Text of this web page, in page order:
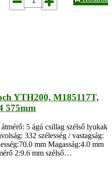
YTH200, M185117T,
575mm
5 ágú csillag szélső lyukak
332 szélesség / vastagság:
mm Magasság:4.0 mm
2:9.6 mm szélső…